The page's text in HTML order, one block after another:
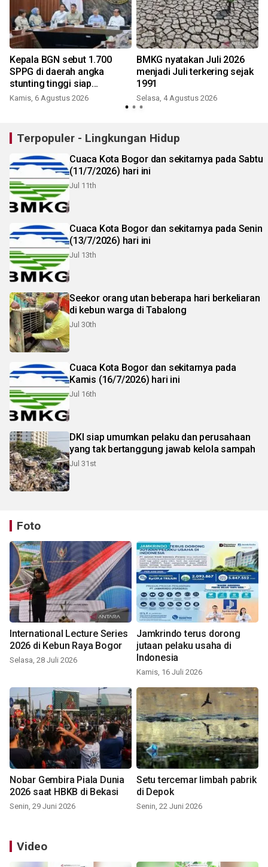
Kepala BGN sebut 1.700
SPPG di daerah angka
stunting tinggi siap
beroperasi
Kamis, 6 Agustus 2026
BMKG nyatakan Juli 2026
menjadi Juli terkering sejak
1991
Selasa, 4 Agustus 2026
Terpopuler - Lingkungan Hidup
Cuaca Kota Bogor dan sekitarnya pada Sabtu
(11/7/2026) hari ini
Jul 11th
Cuaca Kota Bogor dan sekitarnya pada Senin
(13/7/2026) hari ini
Jul 13th
Seekor orang utan beberapa hari berkeliaran
di kebun warga di Tabalong
Jul 30th
Cuaca Kota Bogor dan sekitarnya pada
Kamis (16/7/2026) hari ini
Jul 16th
DKI siap umumkan pelaku dan perusahaan
yang tak bertanggung jawab kelola sampah
Jul 31st
Foto
International Lecture Series
2026 di Kebun Raya Bogor
Selasa, 28 Juli 2026
Jamkrindo terus dorong
jutaan pelaku usaha di
Indonesia
Kamis, 16 Juli 2026
Nobar Gembira Piala Dunia
2026 saat HBKB di Bekasi
Senin, 29 Juni 2026
Setu tercemar limbah pabrik
di Depok
Senin, 22 Juni 2026
Video